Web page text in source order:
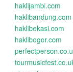
haklijambi.com
haklibandung.com
haklibekasi.com
haklibogor.com